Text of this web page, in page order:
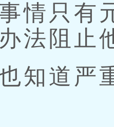
情只有
法阻止
道严重